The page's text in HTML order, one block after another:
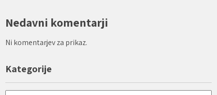
Nedavni komentarji
Ni komentarjev za prikaz.
Kategorije